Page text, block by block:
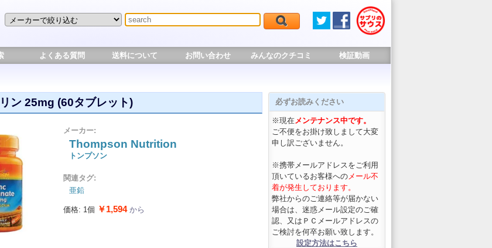
よくある質問 送料について お問い合わせ みんなのクチコミ 検証動画
ン 25mg (60タブレット)
メーカー:
Thompson Nutrition
トンプソン
関連タグ:
亜鉛
価格: 1個 ￥1,594から
必ずお読みください
※現在メンテナンス中です。
ご不便をお掛け致しまして大変
申し訳ございません。
※携帯メールアドレスをご利用
頂いているお客様へのメール不
着が発生しております。
弊社からのご連絡等が届かない
場合は、迷惑メール設定のご確
認、又はＰＣメールアドレスの
ご検討を何卒お願い致します。
設定方法はこちら